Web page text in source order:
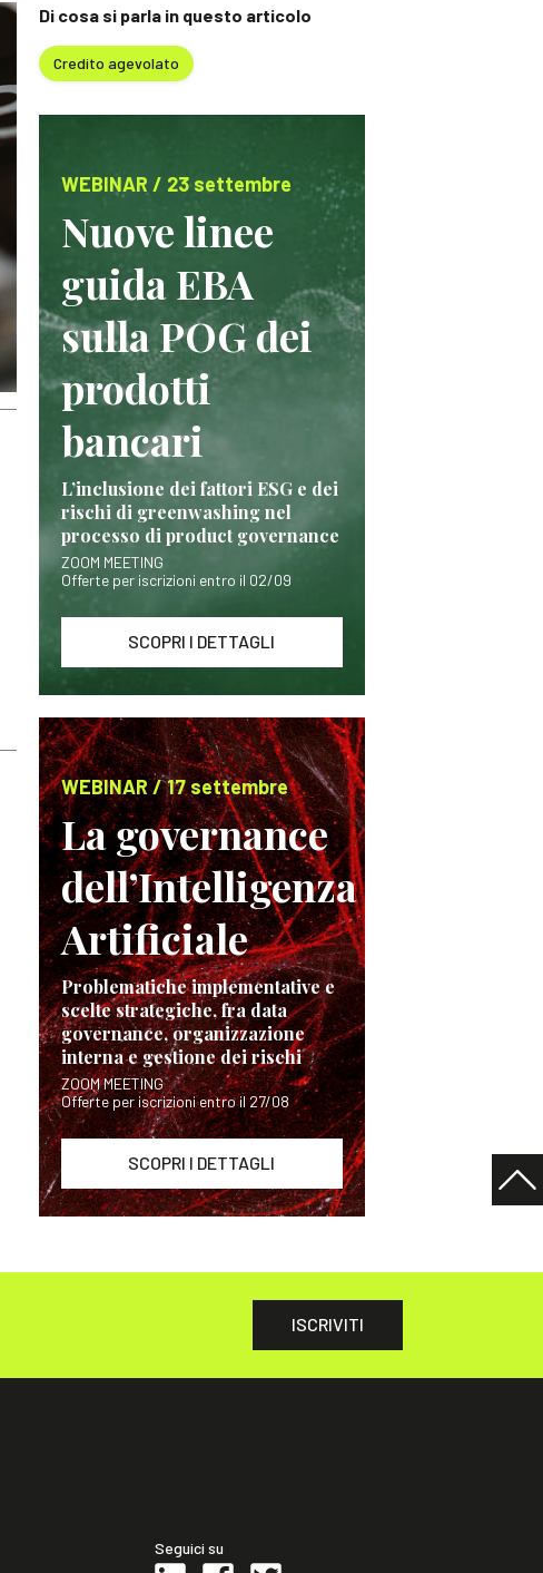
Di cosa si parla in questo articolo
Credito agevolato
WEBINAR / 23 settembre
Nuove linee
guida EBA
sulla POG dei
prodotti
bancari
L’inclusione dei fattori ESG e dei
rischi di greenwashing nel
processo di product governance
ZOOM MEETING
Offerte per iscrizioni entro il 02/09
SCOPRI I DETTAGLI
WEBINAR / 17 settembre
La governance
dell’Intelligenza
Artificiale
Problematiche implementative e
scelte strategiche, fra data
governance, organizzazione
interna e gestione dei rischi
ZOOM MEETING
Offerte per iscrizioni entro il 27/08
SCOPRI I DETTAGLI
ISCRIVITI
Seguici su